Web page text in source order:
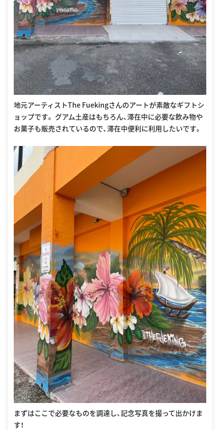
地元アーティストThe Fuekingさんのアートが素敵なギフトシ
ョップです。 グアム土産はもちろん、滞在中に必要な飲み物や
お菓子も販売されているので、滞在中便利に利用したいです。
まずはここで必要なものを調達し、記念写真を撮って出かけま
す！